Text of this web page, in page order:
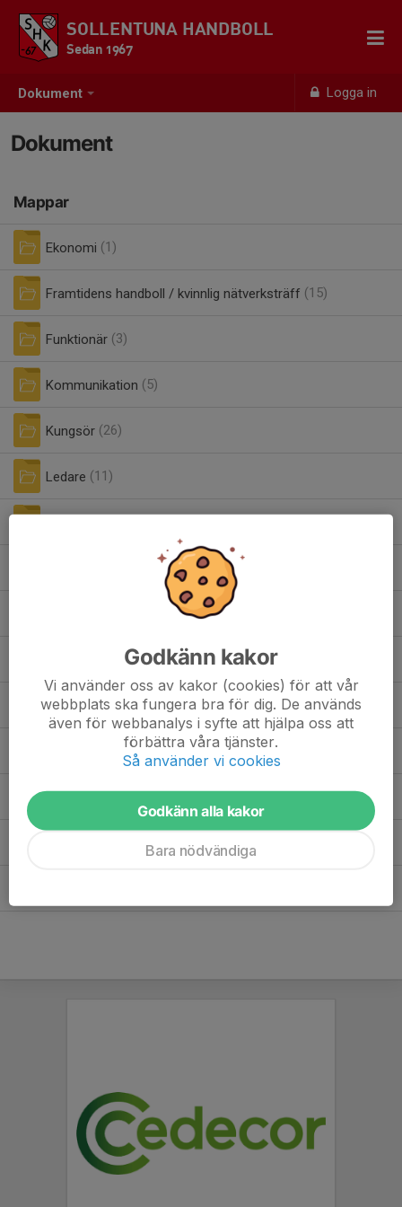
Dokument Logga in
SOLLENTUNA HANDBOLL
Sedan 1967
Dokument
Mappar
Ekonomi (1)
Framtidens handboll / kvinnlig nätverksträff (15)
Funktionär (3)
Kommunikation (5)
Kungsör (26)
Ledare (11)
Matcher säsongen 2023-2024 (1)
(4)
Styrdokument (9)
Årsmötesdokument (45)
Klädbytardag 30 mars 2025.pdf
| Klädbytardag 30 mars 2025
Krisplan - Sollentuna Handboll.pdf
Godkänn kakor
Vi använder oss av kakor (cookies) för att vår
webbplats ska fungera bra för dig. De används
även för webbanalys i syfte att hjälpa oss att
förbättra våra tjänster.
Så använder vi cookies
Godkänn alla kakor
Bara nödvändiga